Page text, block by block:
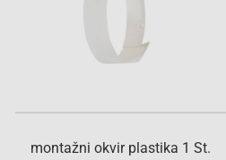
montažni okvir plastika 1 St.